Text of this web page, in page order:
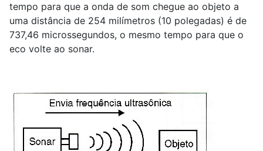
tempo para que a onda de som chegue ao objeto a
uma distância de 254 milímetros (10 polegadas) é de
737,46 microssegundos, o mesmo tempo para que o
eco volte ao sonar.